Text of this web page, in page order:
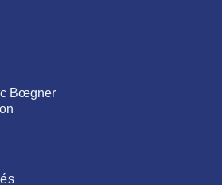
Bœgner